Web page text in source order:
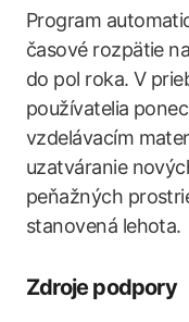
Program
časové rozpätie
do pol roka. V
používatelia
vzdelávacím
uzatváranie
peňažných
stanovená lehota.
Zdroje podpory